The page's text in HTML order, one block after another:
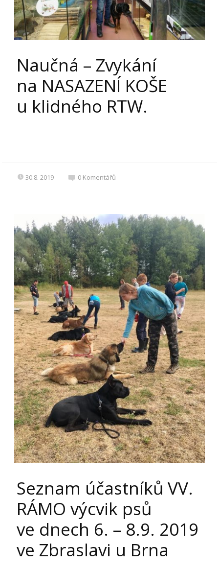
Naučná – Zvykání
na NASAZENÍ KOŠE
u klidného RTW.
30.8. 2019 0 Komentářů
Seznam účastníků VV.
RÁMO výcvik psů
ve dnech 6. – 8.9. 2019
ve Zbraslavi u Brna